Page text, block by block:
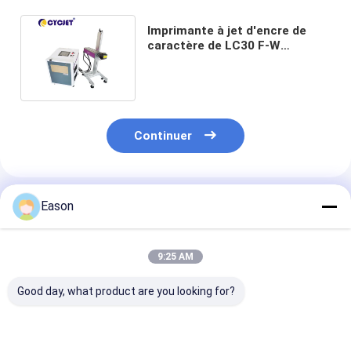
Imprimante à jet d'encre de
caractère de LC30 F-W
Continuer
Produits Recommandés
Eason
9:25 AM
Good day, what product are you looking for?